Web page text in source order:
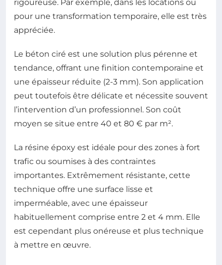
rigoureuse. Par exemple, dans les locations ou
pour une transformation temporaire, elle est très
appréciée.
Le béton ciré est une solution plus pérenne et
tendance, offrant une finition contemporaine et
une épaisseur réduite (2-3 mm). Son application
peut toutefois être délicate et nécessite souvent
l’intervention d’un professionnel. Son coût
moyen se situe entre 40 et 80 € par m².
La résine époxy est idéale pour des zones à fort
trafic ou soumises à des contraintes
importantes. Extrêmement résistante, cette
technique offre une surface lisse et
imperméable, avec une épaisseur
habituellement comprise entre 2 et 4 mm. Elle
est cependant plus onéreuse et plus technique
à mettre en œuvre.